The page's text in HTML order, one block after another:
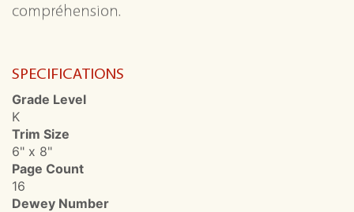
compréhension.
SPECIFICATIONS
Grade Level
K
Trim Size
6" x 8"
Page Count
16
Dewey Number